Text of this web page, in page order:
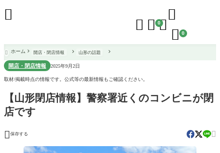
  0

 0

 ホーム 開店・閉店情報 山形の話題
開店・閉店情報 2025年9月2日
取材/掲載時点の情報です。公式等の最新情報もご確認ください。
【山形閉店情報】警察署近くのコンビニが閉
店です
 保存する 